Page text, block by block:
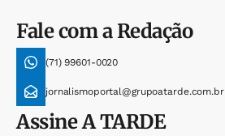
Fale com a Redação
(71) 99601-0020
jornalismoportal@grupoatarde.com.br
AssineA TARDE